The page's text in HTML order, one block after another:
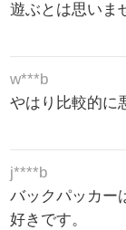
遊ぶとは思いま
w***b
やはり比較的に
j****b
バックパッカー
好きです。